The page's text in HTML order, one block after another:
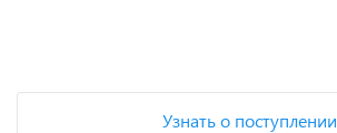
Узнать о поступлении